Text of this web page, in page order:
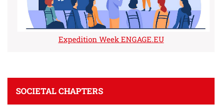
Expedition Week ENGAGE.EU
SOCIETAL CHAPTERS